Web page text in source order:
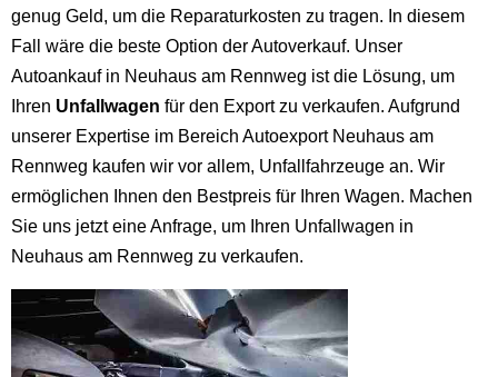
genug Geld, um die Reparaturkosten zu tragen. In diesem
Fall wäre die beste Option der Autoverkauf. Unser
Autoankauf in Neuhaus am Rennweg ist die Lösung, um
Ihren Unfallwagen für den Export zu verkaufen. Aufgrund
unserer Expertise im Bereich Autoexport Neuhaus am
Rennweg kaufen wir vor allem, Unfallfahrzeuge an. Wir
ermöglichen Ihnen den Bestpreis für Ihren Wagen. Machen
Sie uns jetzt eine Anfrage, um Ihren Unfallwagen in
Neuhaus am Rennweg zu verkaufen.